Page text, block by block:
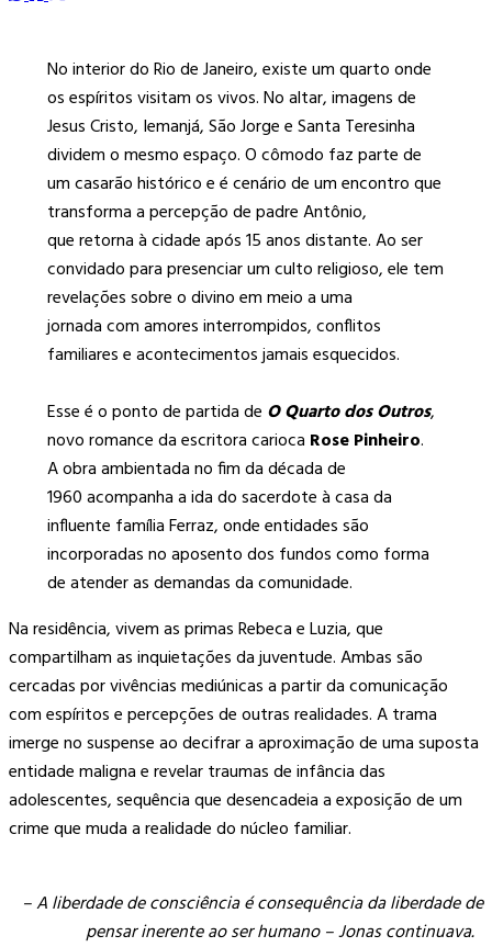
No interior do Rio de Janeiro, existe um quarto onde
os espíritos visitam os vivos. No altar, imagens de
Jesus Cristo, Iemanjá, São Jorge e Santa Teresinha
dividem o mesmo espaço. O cômodo faz parte de
um casarão histórico e é cenário de um encontro que
transforma a percepção de padre Antônio,
que retorna à cidade após 15 anos distante. Ao ser
convidado para presenciar um culto religioso, ele tem
revelações sobre o divino em meio a uma
jornada com amores interrompidos, conflitos
familiares e acontecimentos jamais esquecidos.
Esse é o ponto de partida de O Quarto dos Outros,
novo romance da escritora carioca Rose Pinheiro.
A obra ambientada no fim da década de
1960 acompanha a ida do sacerdote à casa da
influente família Ferraz, onde entidades são
incorporadas no aposento dos fundos como forma
de atender as demandas da comunidade.
Na residência, vivem as primas Rebeca e Luzia, que
compartilham as inquietações da juventude. Ambas são
cercadas por vivências mediúnicas a partir da comunicação
com espíritos e percepções de outras realidades. A trama
imerge no suspense ao decifrar a aproximação de uma suposta
entidade maligna e revelar traumas de infância das
adolescentes, sequência que desencadeia a exposição de um
crime que muda a realidade do núcleo familiar.
– A liberdade de consciência é consequência da liberdade de
pensar inerente ao ser humano – Jonas continuava.